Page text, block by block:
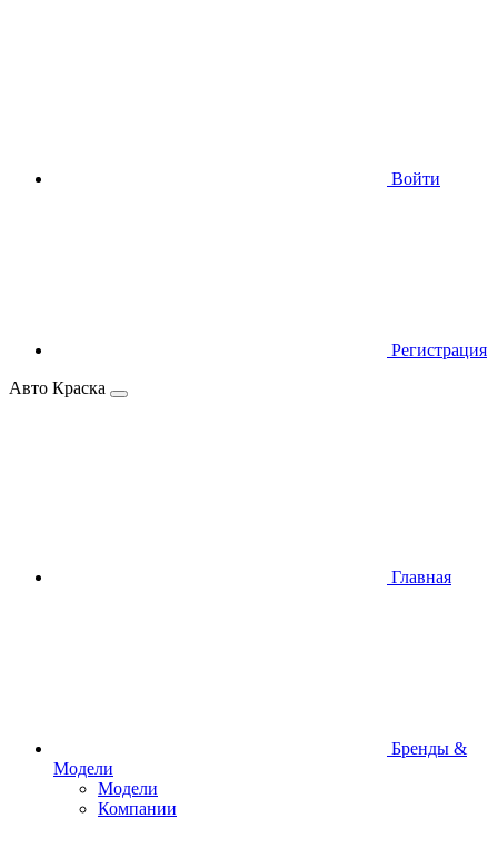
Войти
Регистрация
Авто Краска
Главная
Бренды &
Модели
Модели
Компании